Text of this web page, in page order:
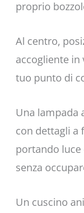
proprio
Al centro,
accogliente
tuo punto di
Una lampada
con dettagli a
portando luce
senza
Un cuscino